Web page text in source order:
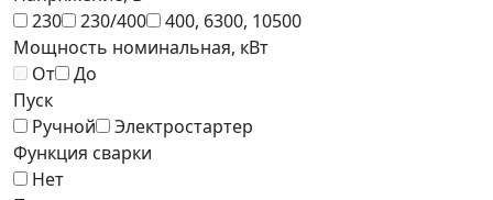
230
230/400
400, 6300, 10500
Мощность номинальная, кВт
От
До
Пуск
Ручной
Электростартер
Функция сварки
Нет